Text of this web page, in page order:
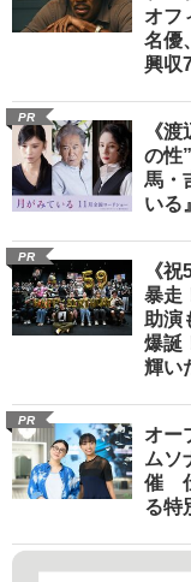
オフ
名優
興収
PR
《
の性
馬・
いる
PR
《
暴走
助演
爆誕
輝い
PR
オー
ムソ
催
る特